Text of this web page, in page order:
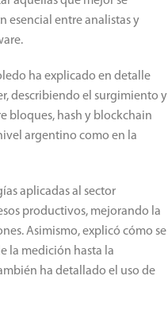
esencial entre analistas y
ha explicado en detalle
describiendo el surgimiento y
bloques, hash y blockchain
argentino como en la
aplicadas al sector
productivos, mejorando la
Asimismo, explicó cómo se
la medición hasta la
ha detallado el uso de